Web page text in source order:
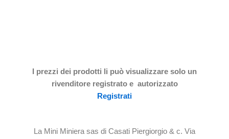
I prezzi dei prodotti li può visualizzare solo un
rivenditore registrato e autorizzato
Registrati
La Mini Miniera sas di Casati Piergiorgio & c. Via